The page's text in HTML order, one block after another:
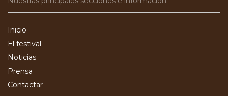
Inicio
El festival
Noticias
Prensa
Contactar